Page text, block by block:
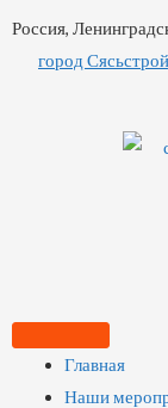
Россия,
город
Главная
Наши